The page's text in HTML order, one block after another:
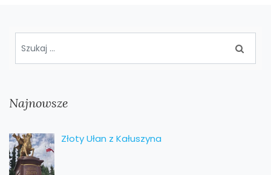
Najnowsze
Złoty Ułan z Kałuszyna